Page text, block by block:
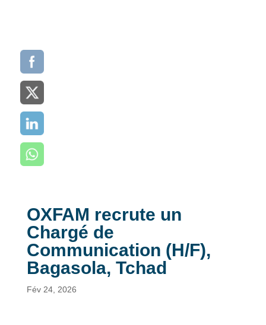
OXFAM recrute un
Chargé de
Communication (H/F),
Bagasola, Tchad
Fév 24, 2026